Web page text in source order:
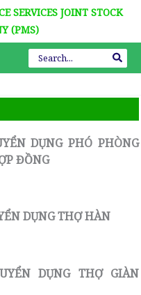
SERVICES JOINT STOCK
(PMS)
Search
for:
DỤNG PHÓ PHÒNG
ĐỒNG
DỤNG THỢ HÀN
DỤNG THỢ GIÀN